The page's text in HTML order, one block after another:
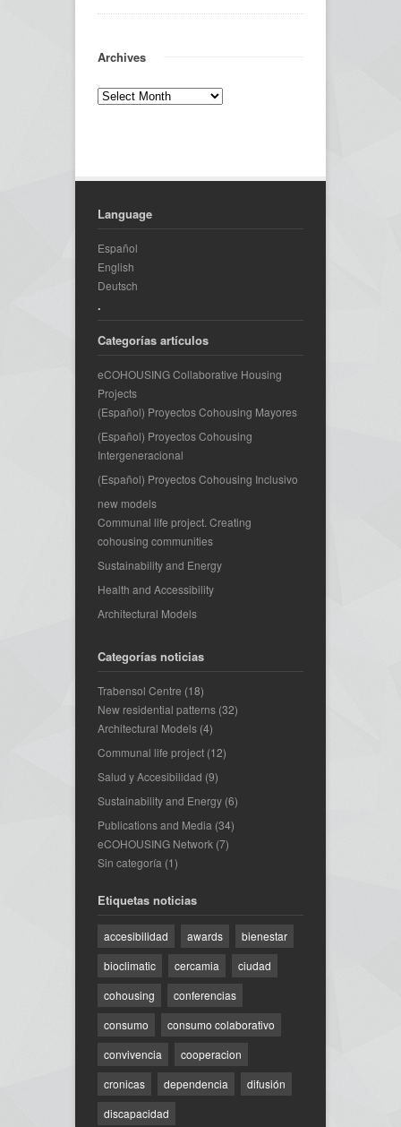
Archives
Language
Español
English
Deutsch
.
Categorías artículos
eCOHOUSING Collaborative Housing
Projects
(Español) Proyectos Cohousing Mayores
(Español) Proyectos Cohousing
Intergeneracional
(Español) Proyectos Cohousing Inclusivo
new models
Communal life project. Creating
cohousing communities
Sustainability and Energy
Health and Accessibility
Architectural Models
Categorías noticias
Trabensol Centre (18)
New residential patterns (32)
Architectural Models (4)
Communal life project (12)
Salud y Accesibilidad (9)
Sustainability and Energy (6)
Publications and Media (34)
eCOHOUSING Network (7)
Sin categoría (1)
Etiquetas noticias
accesibilidad awards
bienestar
bioclimatic
cercamia
ciudad
cohousing
conferencias
consumo
consumo colaborativo
convivencia
cooperacion
cronicas
dependencia
difusión
discapacidad